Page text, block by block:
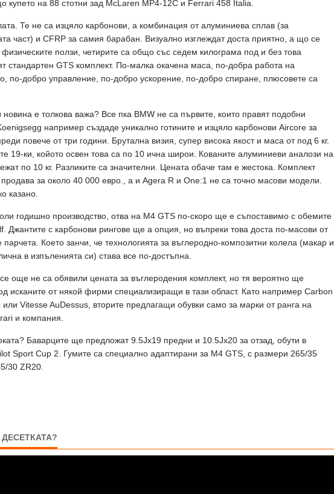
купето на 88 стотни зад McLaren MP4-12C и Ferrari 458 Italia.
Те не са изцяло карбонови, а комбинация от алуминиева сплав (за
част) и CFRP за самия барабан. Визуално изглеждат доста приятно, а що се
ползи, четирите са общо със седем килограма под и без това
стандартен GTS комплект. По-малка окачена маса, по-добра работа на
по-добро управление, по-добро ускорение, по-добро спиране, плюсовете са
е толкова важа? Все пка BMW не са първите, които правят подобни
например създаде уникално готините и изцяло карбонови Aircore за
повече от три години. Брутална визия, супер висока якост и маса от под 6 кг.
19-ки, койото освен това са по 10 ична широи. Кованите алуминиеви аналози на
по 10 кг. Разликите са значителни. Цената обаче там е жестока. Комплект
за около 40 000 евро., а и Agera R и One:1 не са точно масови модели.
казано.
годишно производство, отва на M4 GTS по-скоро ще е съпоставимо с обемите
Джантите с карбонови рингове ще а опция, но въпреки това доста по-масови от
парчета. Което занчи, че технологията за въглеродно-композитни колела (макар и
в изпъленията си) става все по-достъпна.
още не са обявили цената за въглеродения комплект, но тя вероятно ще
исканите от някой фирми специализиращи в тази област. Като например Carbon
или Vitesse AuDessus, вторите предлагащи обувки само за марки от ранга на
и компания.
Баварците ще предложат 9.5Jx19 предни и 10.5Jx20 за отзад, обути в
Sport Cup 2. Гумите са специално адаптирани за M4 GTS, с размери 265/35
30 ZR20.